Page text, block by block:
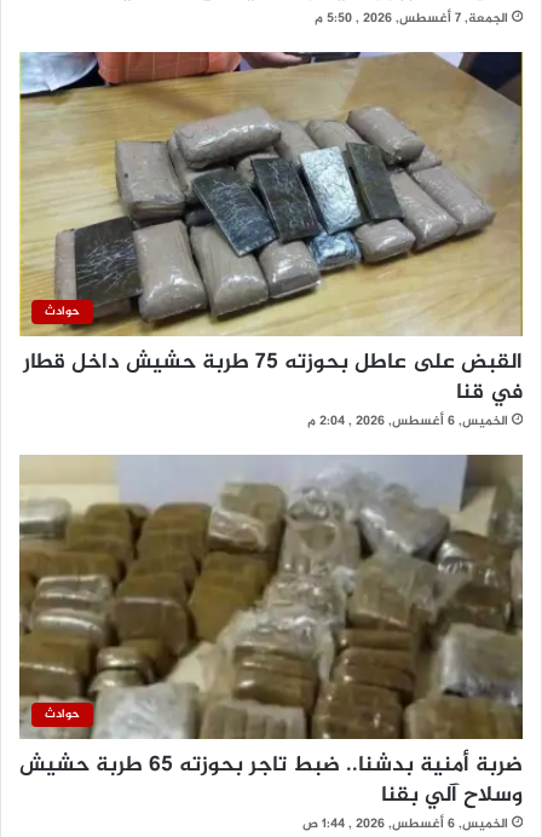
الجمعة, 7 أغسطس, 2026 , 5:50 م
حوادث
القبض على عاطل بحوزته 75 طربة حشيش داخل قطار
في قنا
الخميس, 6 أغسطس, 2026 , 2:04 م
حوادث
ضربة أمنية بدشنا.. ضبط تاجر بحوزته 65 طربة حشيش
وسلاح آلي بقنا
الخميس, 6 أغسطس, 2026 , 1:44 ص